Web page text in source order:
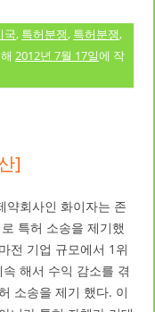
국, 특허분쟁, 특허분쟁,
2012년 7월 17일에 작
]
약회사인 화이자는 존
특허 소송을 제기했
전 기업 규모에서 1위
해서 수익 감소를 겪
소송을 제기 했다. 이